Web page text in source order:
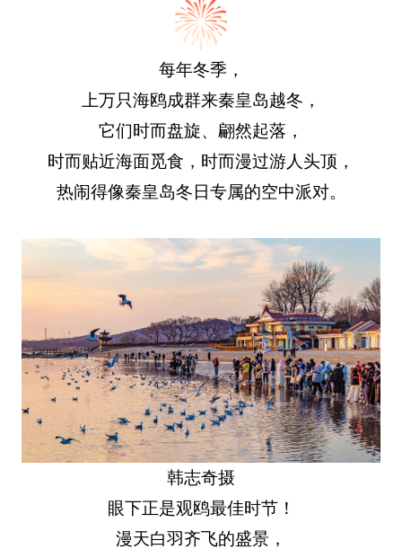
每年冬季，
上万只海鸥成群来秦皇岛越冬，
它们时而盘旋、翩然起落，
时而贴近海面觅食，时而漫过游人头顶，
热闹得像秦皇岛冬日专属的空中派对。
韩志奇摄
眼下正是观鸥最佳时节！
漫天白羽齐飞的盛景，